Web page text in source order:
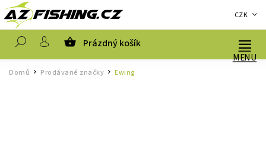
CZK
Prázdný košík
Domů / Prodávané značky / Ewing